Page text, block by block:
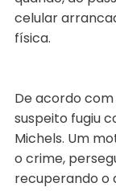
celular
física.
De acordo com
suspeito fugiu
Michels. Um
o crime,
recuperando o